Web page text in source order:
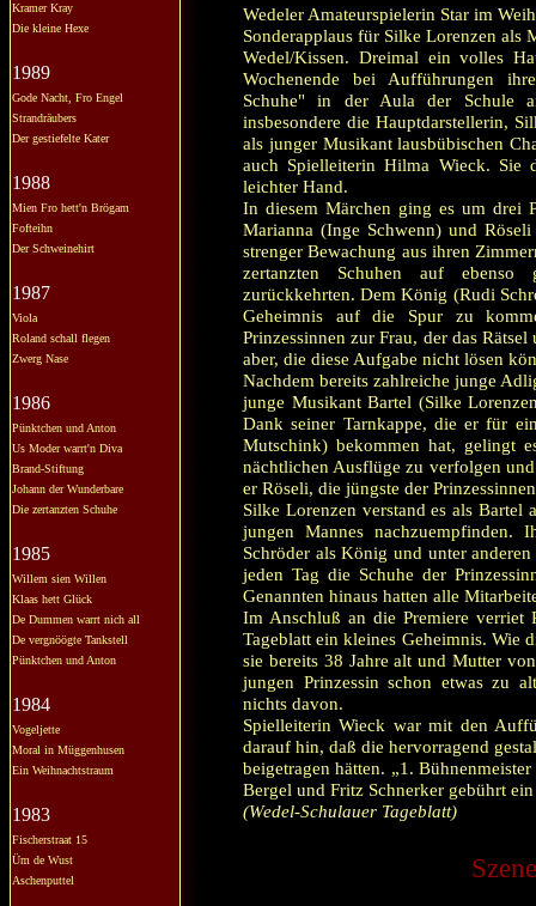
Kramer Kray
Die kleine Hexe
1989
Gode Nacht, Fro Engel
Strandräubers
Der gestiefelte Kater
1988
Mien Fro hett'n Brögam
Fofteihn
Der Schweinehirt
1987
Viola
Roland schall flegen
Zwerg Nase
1986
Pünktchen und Anton
Us Moder warrt'n Diva
Brand-Stiftung
Johann der Wunderbare
Die zertanzten Schuhe
1985
Willem sien Willen
Klaas hett Glück
De Dummen warrt nich all
De vergnöögte Tankstell
Pünktchen und Anton
1984
Vogeljette
Moral in Müggenhusen
Ein Weihnachtstraum
1983
Fischerstraat 15
Üm de Wust
Aschenputtel
Wedeler Amateurspielerin Star im
Sonderapplaus für Silke Lorenzen als
Wedel/Kissen. Dreimal ein volles
Wochenende bei Aufführungen
Schuhe" in der Aula der Schule
insbesondere die Hauptdarstellerin,
als junger Musikant lausbübischen
auch Spielleiterin Hilma Wieck. Sie
leichter Hand.
In diesem Märchen ging es um drei
Marianna (Inge Schwenn) und
strenger Bewachung aus ihren
zertanzten Schuhen auf
zurückkehrten. Dem König (Rudi
Geheimnis auf die Spur zu
Prinzessinnen zur Frau, der das
aber, die diese Aufgabe nicht lösen
Nachdem bereits zahlreiche junge
junge Musikant Bartel (Silke
Dank seiner Tarnkappe, die er für
Mutschink) bekommen hat, gelingt
nächtlichen Ausflüge zu verfolgen
er Röseli, die jüngste der
Silke Lorenzen verstand es als Bartel
jungen Mannes nachzuempfinden.
Schröder als König und unter
jeden Tag die Schuhe der
Genannten hinaus hatten alle
Im Anschluß an die Premiere verriet
Tageblatt ein kleines Geheimnis. Wie
sie bereits 38 Jahre alt und Mutter
jungen Prinzessin schon etwas zu
nichts davon.
Spielleiterin Wieck war mit den
darauf hin, daß die hervorragend
beigetragen hätten. „1.
Bergel und Fritz Schnerker gebührt
(Wedel-Schulauer Tageblatt)